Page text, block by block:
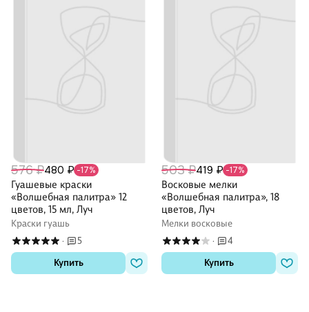
576 ₽480 ₽ -17%
Гуашевые краски
«Волшебная палитра» 12
цветов, 15 мл, Луч
Краски гуашь
·
5
Купить
503 ₽419 ₽ -17%
Восковые мелки
«Волшебная палитра», 18
цветов, Луч
Мелки восковые
·
4
Купить